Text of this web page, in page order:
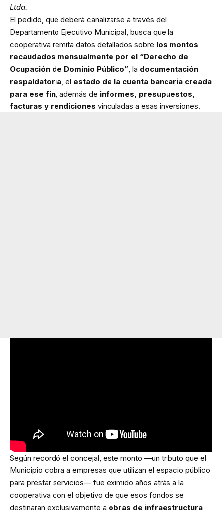
Ltda.
El pedido, que deberá canalizarse a través del
Departamento Ejecutivo Municipal, busca que la
cooperativa remita datos detallados sobre los montos
recaudados mensualmente por el “Derecho de
Ocupación de Dominio Público” , la documentación
respaldatoria , el estado de la cuenta bancaria creada
para ese fin , además de informes, presupuestos,
facturas y rendiciones vinculadas a esas inversiones.
Según recordó el concejal, este monto —un tributo que el
Municipio cobra a empresas que utilizan el espacio público
para prestar servicios— fue eximido años atrás a la
cooperativa con el objetivo de que esos fondos se
destinaran exclusivamente a obras de infraestructura